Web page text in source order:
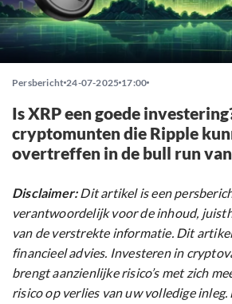
Persbericht 24-07-2025 17:00
Is XRP een goede
cryptomunten die Ripple
overtreffen in de bull run
Disclaimer:Dit artikel is een
verantwoordelijk voor de inhoud,
van de verstrekte informatie. Dit
financieel advies. Investeren in
brengt aanzienlijke risico’s met zich
risico op verlies van uw volledige